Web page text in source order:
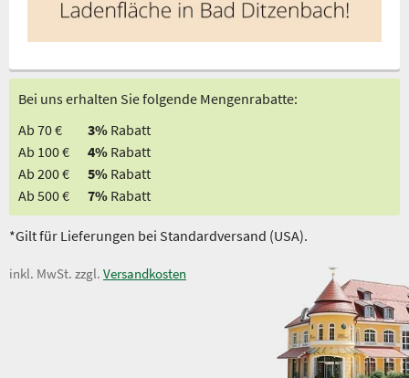
Bei uns erhalten Sie folgende Mengenrabatte:
Ab 70 €
3% Rabatt
Ab 100 €
4% Rabatt
Ab 200 €
5% Rabatt
Ab 500 €
7% Rabatt
*Gilt für Lieferungen bei Standardversand (USA).
inkl. MwSt. zzgl. Versandkosten